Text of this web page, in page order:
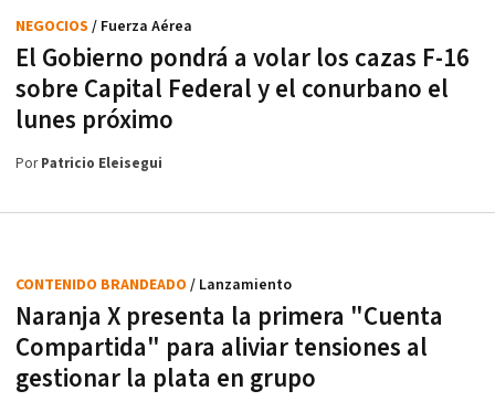
El Gobierno pondrá a volar los cazas F-16
sobre Capital Federal y el conurbano el
lunes próximo
NEGOCIOS / Fuerza Aérea
PorPatricio Eleisegui
Naranja X presenta la primera "Cuenta
Compartida" para aliviar tensiones al
gestionar la plata en grupo
CONTENIDO BRANDEADO / Lanzamiento